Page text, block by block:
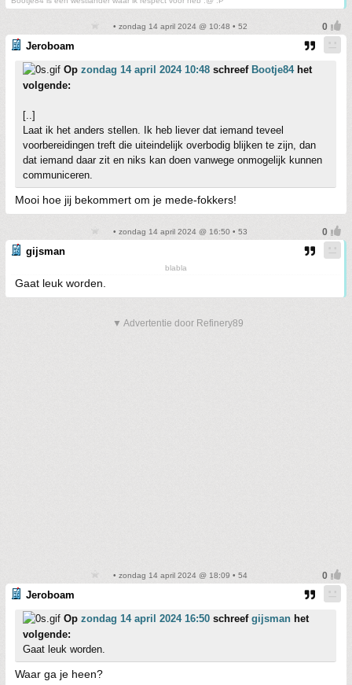
• zondag 14 april 2024 @ 10:48 • 52
Jeroboam
Op zondag 14 april 2024 10:48 schreef Bootje84het
volgende:
[..]
Laat ik het anders stellen. Ik heb liever dat iemand teveel
voorbereidingen treft die uiteindelijk overbodig blijken te zijn, dan
dat iemand daar zit en niks kan doen vanwege onmogelijk kunnen
communiceren.
Mooi hoe jij bekommert om je mede-fokkers!
• zondag 14 april 2024 @ 16:50 • 53
gijsman
blabla
Gaat leuk worden.
▼ Advertentie door Refinery89
• zondag 14 april 2024 @ 18:09 • 54
Jeroboam
Op zondag 14 april 2024 16:50 schreef gijsman het
volgende:
Gaat leuk worden.
Waar ga je heen?